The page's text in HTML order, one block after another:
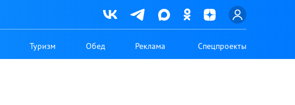
Туризм Обед Реклама Спецпроекты